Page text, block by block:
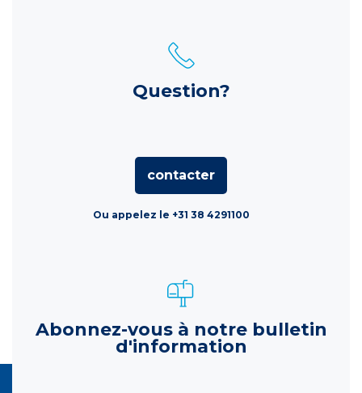
Question?
contacter
Ou appelez le +31 38 4291100
Abonnez-vous à notre bulletin
d'information